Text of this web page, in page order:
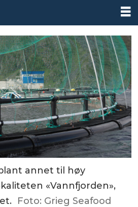
annet til høy
«Vannfjorden»,
Foto: Grieg Seafood